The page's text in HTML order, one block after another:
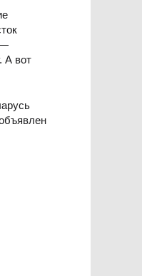
—
А вот